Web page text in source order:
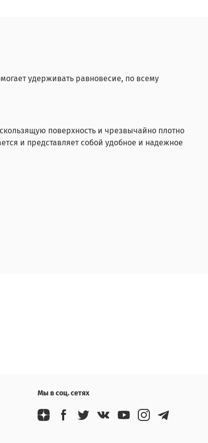
удерживать равновесие, по всему
поверхность и чрезвычайно плотно
и представляет собой удобное и надежное
Мы в соц. сетях